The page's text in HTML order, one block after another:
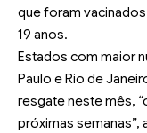
que foram vacinados
19 anos.
Estados com maior
Paulo e Rio de
resgate neste mês,
próximas semanas”,